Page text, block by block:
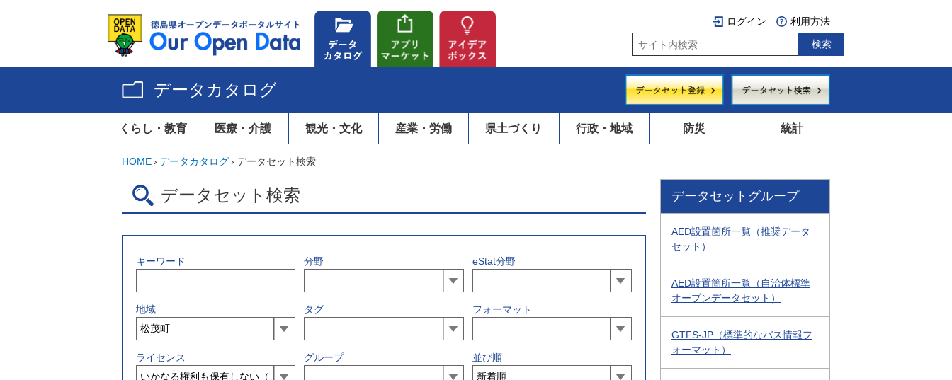
ログイン 利用方法
データカタログ
くらし・教育 医療・介護 観光・文化 産業・労働 県土づくり 行政・地域 防災 統計
HOME› データカタログ› データセット検索
データセット検索
キーワード 分野 eStat分野
地域 タグ フォーマット
ライセンス グループ 並び順
データセットグループ
AED設置箇所一覧（推奨データ
セット）
AED設置箇所一覧（自治体標準
オープンデータセット）
GTFS-JP（標準的なバス情報フ
ォーマット）